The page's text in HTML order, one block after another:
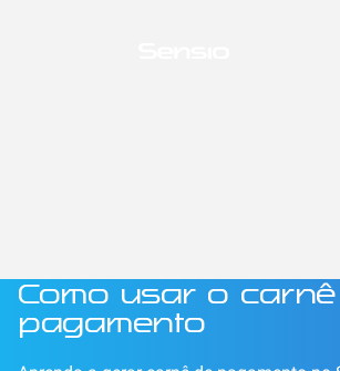
Como usar o
pagamento